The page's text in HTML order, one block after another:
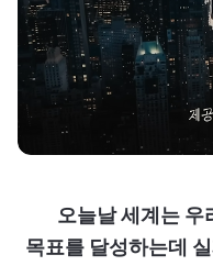
오늘날 세계는 우
목표를 달성하는데